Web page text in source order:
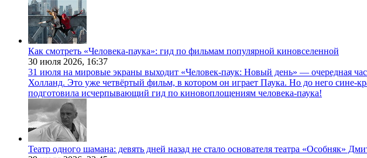
Как смотреть «Человека-паука»: гид по фильмам популярной киновселенной
30 июля 2026, 16:37
31 июля на мировые экраны выходит «Человек-паук: Новый день» — очередная
Холланд. Это уже четвёртый фильм, в котором он играет Паука. Но до него сине-
подготовила исчерпывающий гид по киновоплощениям человека-паука!
Театр одного шамана: девять дней назад не стало основателя театра «Особняк»